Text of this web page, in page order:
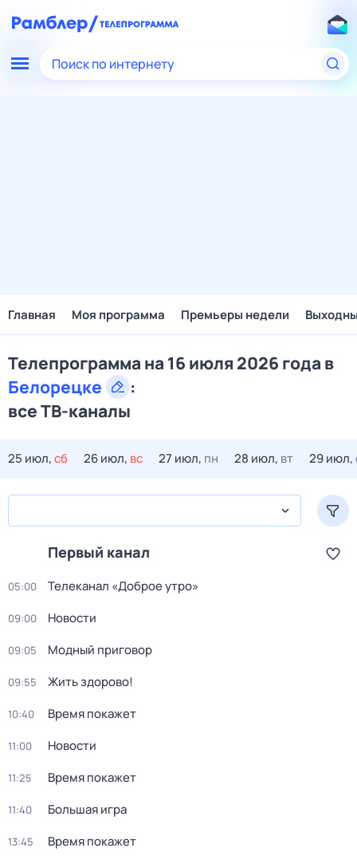
Поиск по интернету
Главная Моя программа Премьеры недели
Телепрограмма на 16 июля 2026 года в
Белорецке
:
все ТВ-каналы
25 июл,сб 26 июл, вс 27 июл, пн 28 июл, вт 29 июл,
Первый канал
05:00 Телеканал «Доброе утро»
09:00 Новости
09:05 Модный приговор
09:55 Жить здорово!
10:40 Время покажет
11:00 Новости
11:25 Время покажет
11:40 Большая игра
13:45 Время покажет